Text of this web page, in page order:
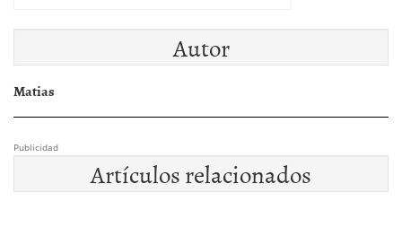
Autor
Matias
Publicidad
Artículos relacionados